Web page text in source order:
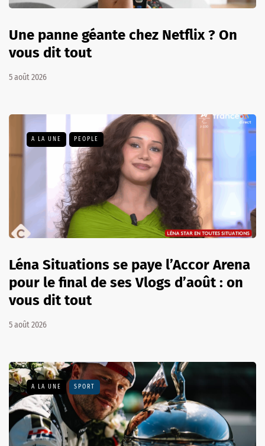
Une panne géante chez Netflix ? On
vous dit tout
5 août 2026
A LA UNE PEOPLE
Léna Situations se paye l’Accor Arena
pour le final de ses Vlogs d’août : on
vous dit tout
5 août 2026
A LA UNE SPORT